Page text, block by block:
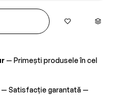
— Primești produsele în cel
— Satisfacție garantată —